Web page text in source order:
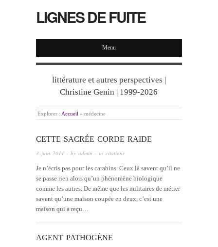
LIGNES DE FUITE
Menu
littérature et autres perspectives |
Christine Genin | 1999-2026
Explorer : Accueil » médecine
CETTE SACRÉE CORDE RAIDE
3 juin 2011 · by admin · in citations
Je n’écris pas pour les carabins. Ceux là savent qu’il ne
se passe rien alors qu’un phénomène biologique
comme les autres. De même que les militaires de métier
savent qu’une maison coupée en deux, c’est une
maison qui a reçu…
AGENT PATHOGÈNE